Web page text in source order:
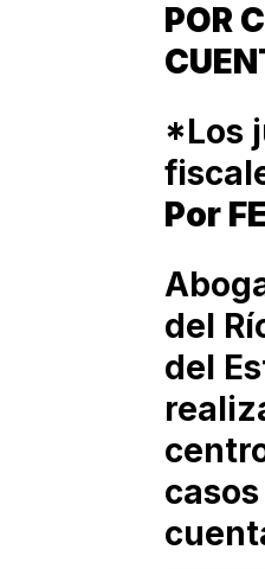
POR
*Los
Por
del
del